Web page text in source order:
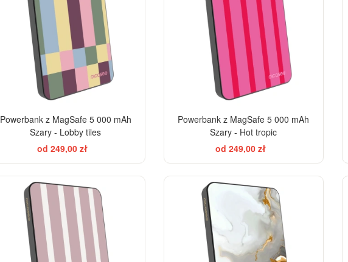
Powerbank z MagSafe 5 000 mAh
Szary - Lobby tiles
od 249,00 zł
Powerbank z MagSafe 5 000 mAh
Szary - Hot tropic
od 249,00 zł